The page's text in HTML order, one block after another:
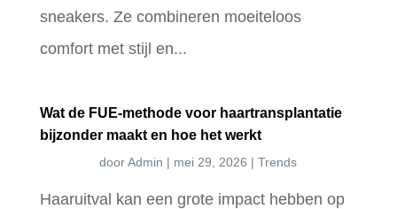
sneakers. Ze combineren moeiteloos
comfort met stijl en...
Wat de FUE-methode voor haartransplantatie
bijzonder maakt en hoe het werkt
doorAdmin | mei 29, 2026 |Trends
Haaruitval kan een grote impact hebben op